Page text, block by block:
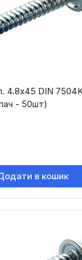
4.8х45 DIN
- 50шт)
в кошик